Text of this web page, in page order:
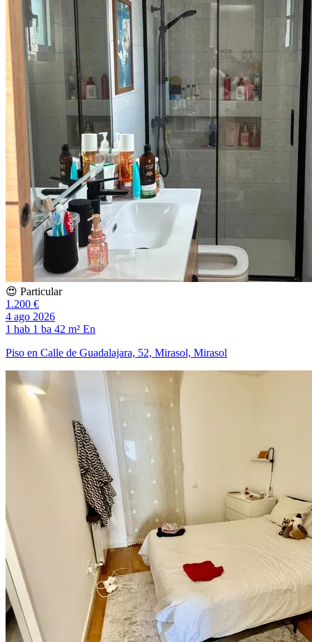
😍 Particular
1.200 €
4 ago 2026
1 hab 1 ba 42 m² En
Piso en Calle de Guadalajara, 52, Mirasol, Mirasol